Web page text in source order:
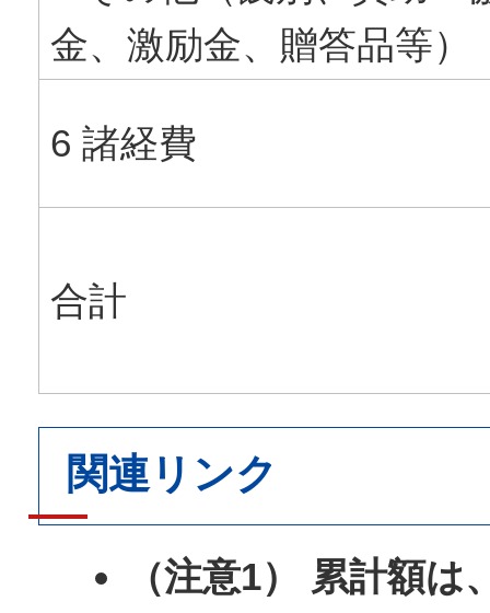
金、激励金、贈答品等）
6 諸経費
合計
関連リンク
（注意1） 累計額は